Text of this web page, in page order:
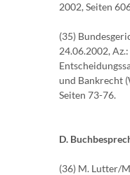
2002, Seiten
(35)
24.06.2002,
und Bankrecht
Seiten 73-76.
D.
(36) M. Lutter/